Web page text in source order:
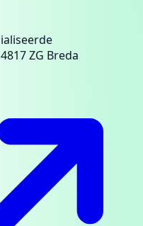
ZG Breda